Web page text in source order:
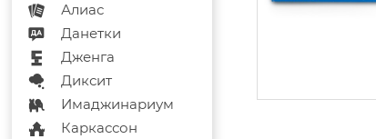
Алиас
Данетки
Дженга
Диксит
Имаджинариум
Каркассон